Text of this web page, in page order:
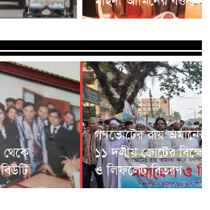
গণভোটের রায়
১১ দলীয় জোটের
ও লিফলেট বিতরণ